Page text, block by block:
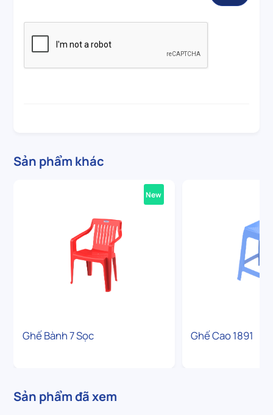
Sản phẩm khác
Ghế Bành 7 Sọc
New
Ghế Cao 1891
Sản phẩm đã xem